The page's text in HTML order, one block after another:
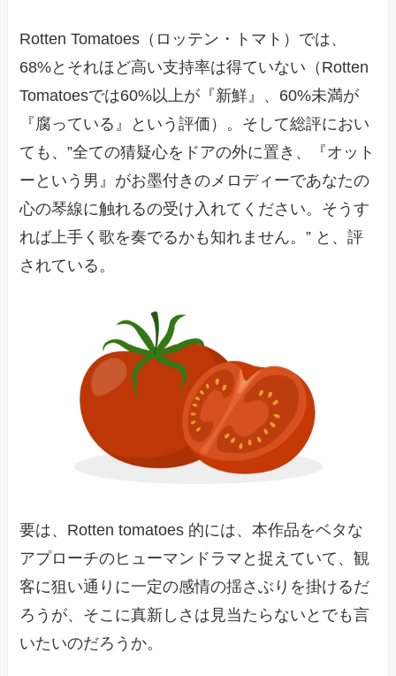
Rotten Tomatoes（ロッテン・トマト）では、
68%とそれほど高い支持率は得ていない（Rotten
Tomatoesでは60%以上が『新鮮』、60%未満が
『腐っている』という評価）。そして総評におい
ても、”全ての猜疑心をドアの外に置き、『オット
ーという男』がお墨付きのメロディーであなたの
心の琴線に触れるの受け入れてください。そうす
れば上手く歌を奏でるかも知れません。” と、評
されている。
要は、Rotten tomatoes 的には、本作品をベタな
アプローチのヒューマンドラマと捉えていて、観
客に狙い通りに一定の感情の揺さぶりを掛けるだ
ろうが、そこに真新しさは見当たらないとでも言
いたいのだろうか。